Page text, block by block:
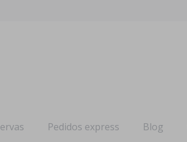
Pedidos express Blog